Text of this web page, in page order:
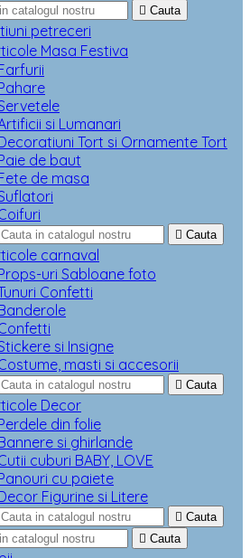
 Cauta
petreceri
Masa Festiva
si Lumanari
Tort si Ornamente Tort
de baut
de masa
 Cauta
carnaval
uri Sabloane foto
Confetti
si Insigne
masti si accesorii
 Cauta
Decor
din folie
si ghirlande
cuburi BABY, LOVE
cu paiete
Figurine si Litere
 Cauta
 Cauta